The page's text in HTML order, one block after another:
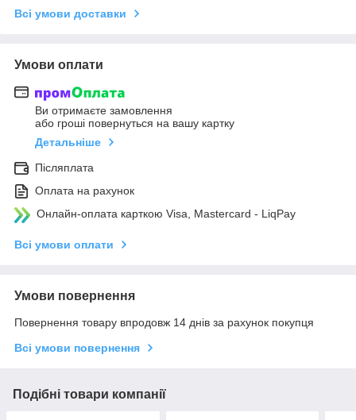
Всі умови доставки
Умови оплати
Ви отримаєте замовлення
або гроші повернуться на вашу картку
Детальніше
Післяплата
Оплата на рахунок
Онлайн-оплата карткою Visa, Mastercard - LiqPay
Всі умови оплати
Умови повернення
Повернення товару впродовж 14 днів за рахунок покупця
Всі умови повернення
Подібні товари компанії